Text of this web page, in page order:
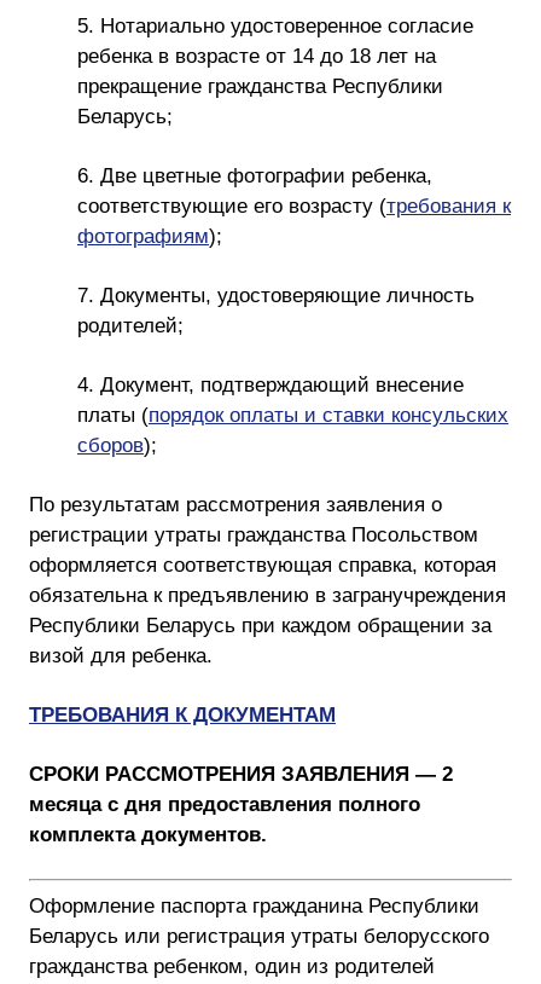
5. Нотариально удостоверенное согласие
ребенка в возрасте от 14 до 18 лет на
прекращение гражданства Республики
Беларусь;
6. Две цветные фотографии ребенка,
соответствующие его возрасту (требования к
фотографиям);
7. Документы, удостоверяющие личность
родителей;
4. Документ, подтверждающий внесение
платы (порядок оплаты и ставки консульских
сборов);
По результатам рассмотрения заявления о
регистрации утраты гражданства Посольством
оформляется соответствующая справка, которая
обязательна к предъявлению в загранучреждения
Республики Беларусь при каждом обращении за
визой для ребенка.
ТРЕБОВАНИЯ К ДОКУМЕНТАМ
СРОКИ РАССМОТРЕНИЯ ЗАЯВЛЕНИЯ — 2
месяца с дня предоставления полного
комплекта документов.
Оформление паспорта гражданина Республики
Беларусь или регистрация утраты белорусского
гражданства ребенком, один из родителей